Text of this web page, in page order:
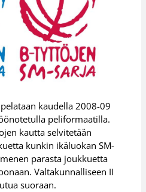
kaudella 2008-09
peliformaatilla.
kautta selvitetään
kunkin ikäluokan SM-
parasta joukkuetta
Valtakunnalliseen II
suoraan.